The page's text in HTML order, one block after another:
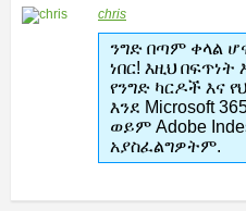
chris
ንግድ በጣም ቀላል
ነበር! እዚህ
የንግድ ካርዶች እና
እንደ Microsoft
ወይም Adobe
አያስፈልግዎትም.